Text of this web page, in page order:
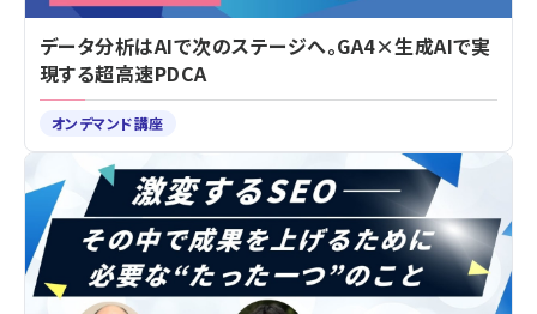
データ分析はAIで次のステージへ。GA4×生成AIで実
現する超高速PDCA
オンデマンド講座